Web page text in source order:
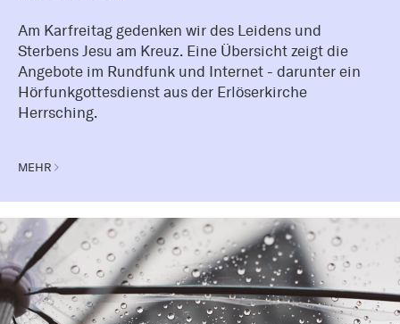
Am Karfreitag gedenken wir des Leidens und
Sterbens Jesu am Kreuz. Eine Übersicht zeigt die
Angebote im Rundfunk und Internet - darunter ein
Hörfunkgottesdienst aus der Erlöserkirche
Herrsching.
MEHR